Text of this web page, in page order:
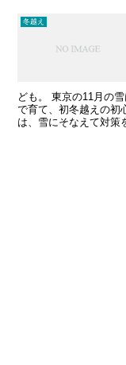
冬越え
ども。 東京の11月の
で育て、初冬越えの初
は、雪にそなえて対策